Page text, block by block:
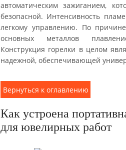
автоматическим зажиганием,
безопасной. Интенсивность
легкому управлению. По
основных металлов
Конструкция горелки в целом
надежной, обеспечивающей
Вернуться к оглавлению
Как устроена
для ювелирных работ